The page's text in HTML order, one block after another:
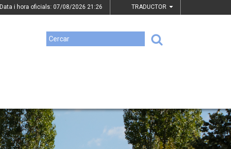
Data i hora oficials: 07/08/2026 21:26 TRADUCTOR